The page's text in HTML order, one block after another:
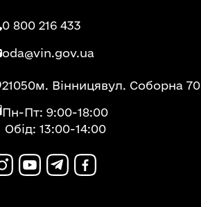
0 800 216 433
oda@vin.gov.ua
21050м. Вінницявул. Соборна 70
Пн-Пт: 9:00-18:00
Обід: 13:00-14:00